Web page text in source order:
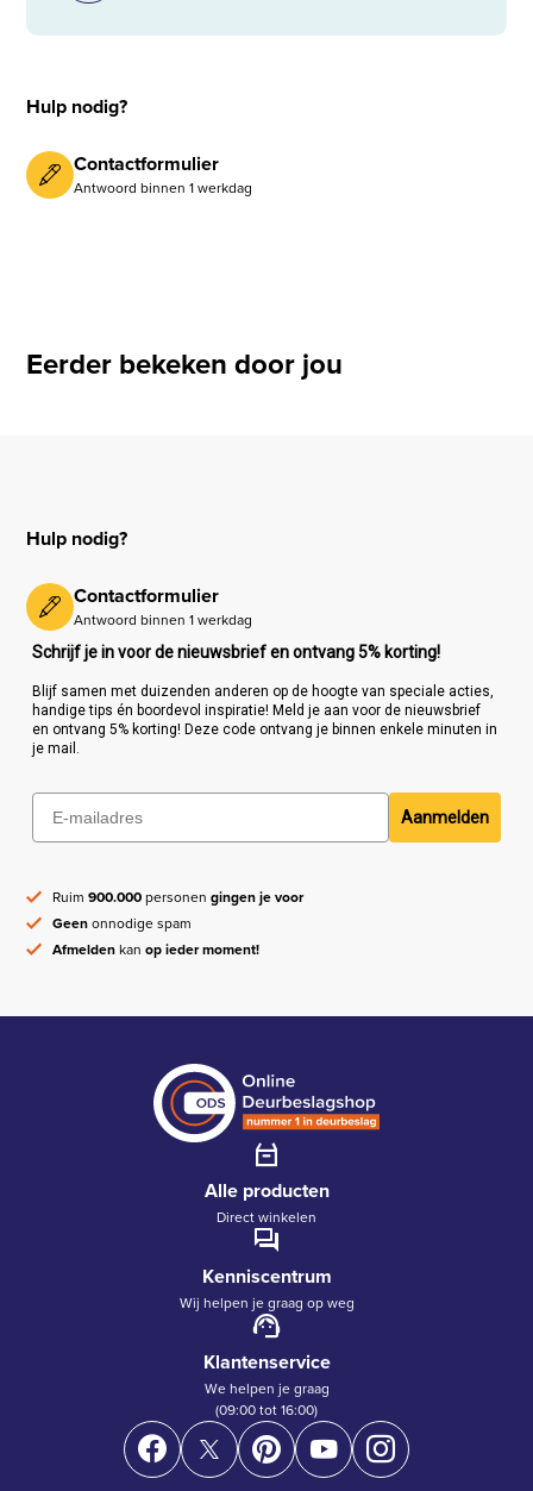
Hulp nodig?
Contactformulier
Antwoord binnen 1 werkdag
Eerder bekeken door jou
Hulp nodig?
Contactformulier
Antwoord binnen 1 werkdag
Schrijf je in voor de nieuwsbrief en ontvang 5% korting!
Blijf samen met duizenden anderen op de hoogte van speciale acties,
handige tips én boordevol inspiratie! Meld je aan voor de nieuwsbrief
en ontvang 5% korting! Deze code ontvang je binnen enkele minuten in
je mail.
Aanmelden
Ruim900.000personengingen je voor
Geenonnodige spam
Afmeldenkanop ieder moment!
Alle producten
Direct winkelen
Kenniscentrum
Wij helpen je graag op weg
Klantenservice
We helpen je graag
(09:00 tot 16:00)